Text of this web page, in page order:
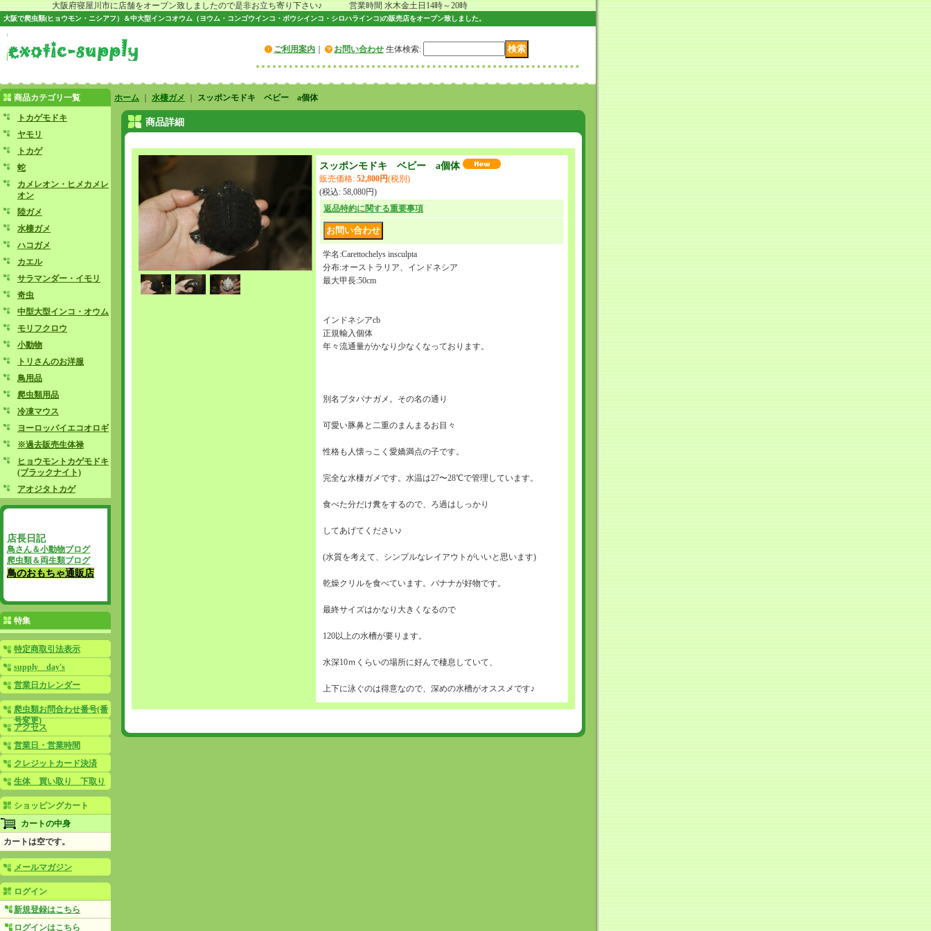
大阪府寝屋川市に店舗をオープン致しましたので是非お立ち寄り下さい♪ 営業時間 水木金土日14時～20時
大阪で爬虫類(ヒョウモン・ニシアフ）＆中大型インコオウム（ヨウム・コンゴウインコ・ボウシインコ・シロハラインコ)の販売店をオープン致しました。
ご利用案内 お問い合わせ 生体検索:
商品カテゴリ一覧
トカゲモドキ
ヤモリ
トカゲ
蛇
カメレオン・ヒメカメレ
オン
陸ガメ
水棲ガメ
ハコガメ
カエル
サラマンダー・イモリ
奇虫
中型大型インコ・オウム
モリフクロウ
小動物
トリさんのお洋服
鳥用品
爬虫類用品
冷凍マウス
ヨーロッパイエコオロギ
※過去販売生体禄
ヒョウモントカゲモドキ
(ブラックナイト)
アオジタトカゲ
店長日記
鳥さん＆小動物ブログ
爬虫類＆両生類ブログ
鳥のおもちゃ通販店
特集
特定商取引法表示
supply day's
営業日カレンダー
爬虫類お問合わせ番号(番
号変更)
アクセス
営業日・営業時間
クレジットカード決済
生体 買い取り 下取り
ショッピングカート
カートの中身
カートは空です。
メールマガジン
ログイン
新規登録はこちら
ログインはこちら
ホーム 水棲ガメ スッポンモドキ ベビー a個体
商品詳細
スッポンモドキ ベビー a個体
販売価格: 52,800円(税別)
(税込: 58,080円)
返品特約に関する重要事項
学名:Carettochelys insculpta
分布:オーストラリア、インドネシア
最大甲長:50cm
インドネシアcb
正規輸入個体
年々流通量がかなり少なくなっております。
別名ブタバナガメ。その名の通り
可愛い豚鼻と二重のまんまるお目々
性格も人懐っこく愛嬌満点の子です。
完全な水棲ガメです。水温は27〜28℃で管理しています。
食べた分だけ糞をするので、ろ過はしっかり
してあげてください♪
(水質を考えて、シンプルなレイアウトがいいと思います)
乾燥クリルを食べています。バナナが好物です。
最終サイズはかなり大きくなるので
120以上の水槽が要ります。
水深10ｍくらいの場所に好んで棲息していて、
上下に泳ぐのは得意なので、深めの水槽がオススメです♪